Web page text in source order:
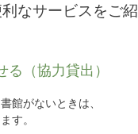
なサービスをご紹
る（協力貸出）
館がないときは、
す。